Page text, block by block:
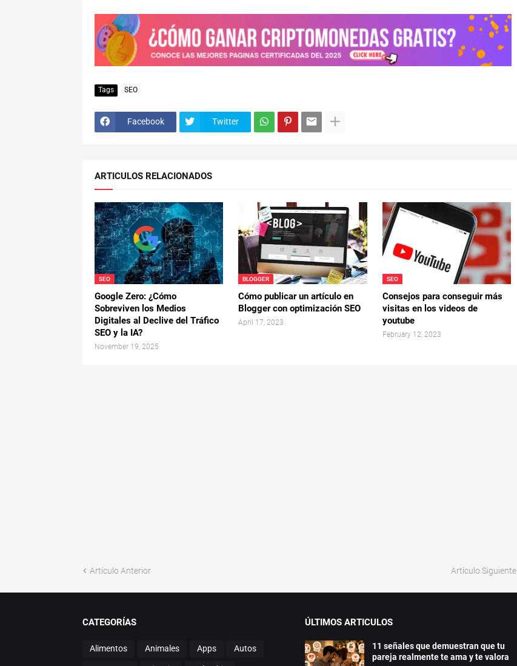
Tags SEO
Facebook Twitter
ARTICULOS RELACIONADOS
SEO
Google Zero: ¿Cómo
Sobreviven los Medios
Digitales al Declive del Tráfico
SEO y la IA?
November 19, 2025
BLOGGER
Cómo publicar un artículo en
Blogger con optimización SEO
April 17, 2023
SEO
Consejos para conseguir más
visitas en los videos de
youtube
February 12, 2023
Artículo Anterior Artículo Siguiente
CATEGORÍAS
Alimentos Animales Apps Autos
ÚLTIMOS ARTICULOS
11 señales que demuestran que tu
pareja realmente te ama y te valora